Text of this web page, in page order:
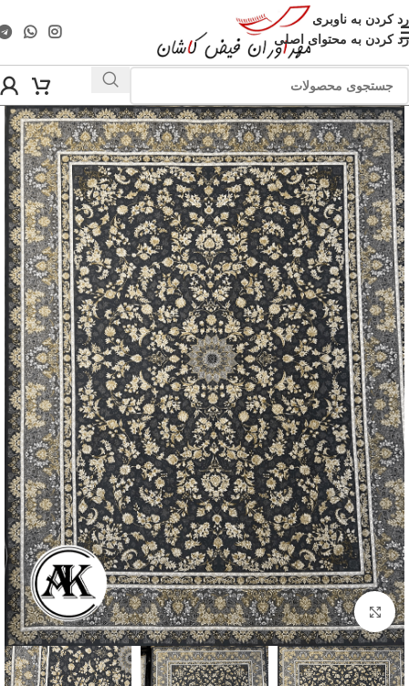
رد کردن به ناوبری
رد کردن به محتوای اصلی
بزرگنمایی تصویر